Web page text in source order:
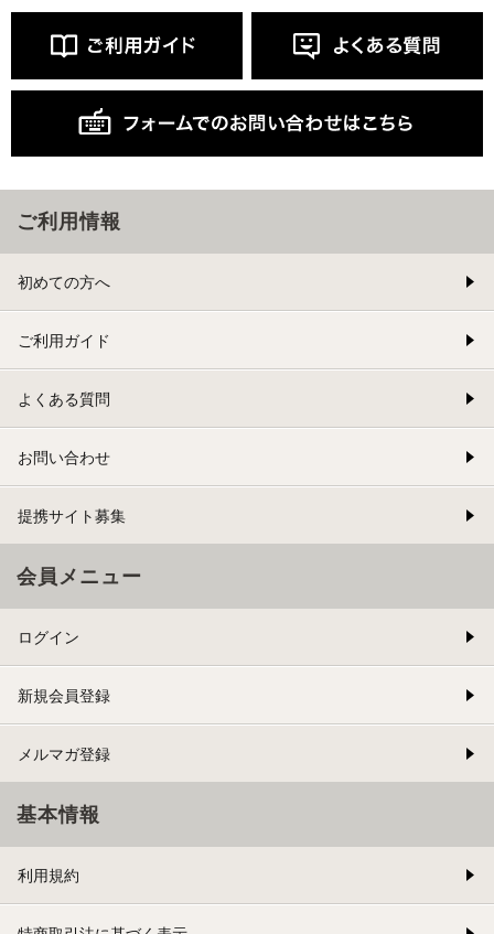
ご利用情報
初めての方へ
ご利用ガイド
よくある質問
お問い合わせ
提携サイト募集
会員メニュー
ログイン
新規会員登録
メルマガ登録
基本情報
利用規約